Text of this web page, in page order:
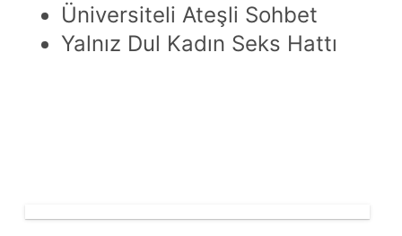
Üniversiteli Ateşli Sohbet
Yalnız Dul Kadın Seks Hattı